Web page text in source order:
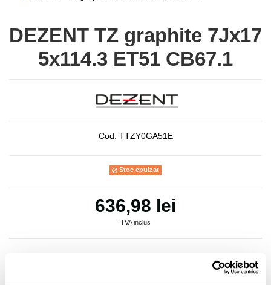
DEZENT TZ graphite 7Jx17
5x114.3 ET51 CB67.1
Cod: TTZY0GA51E
Stoc epuizat
636,98 lei
TVA inclus